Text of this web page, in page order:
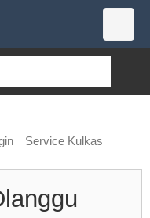
Service Kulkas